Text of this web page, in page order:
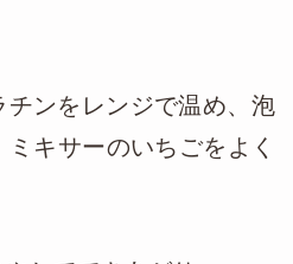
チンをレンジで温め、泡
キサーのいちごをよく